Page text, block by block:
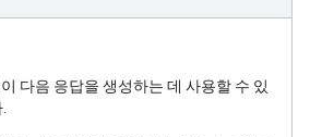
다음 응답을 생성하는 데 사용할 수 있